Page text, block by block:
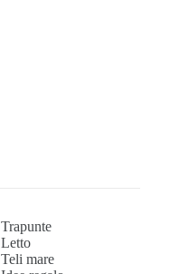
Trapunte
Letto
Teli mare